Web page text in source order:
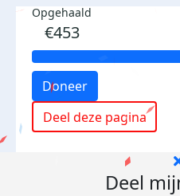
Opgehaald
€453
Doneer
Deel deze pagina
Deel